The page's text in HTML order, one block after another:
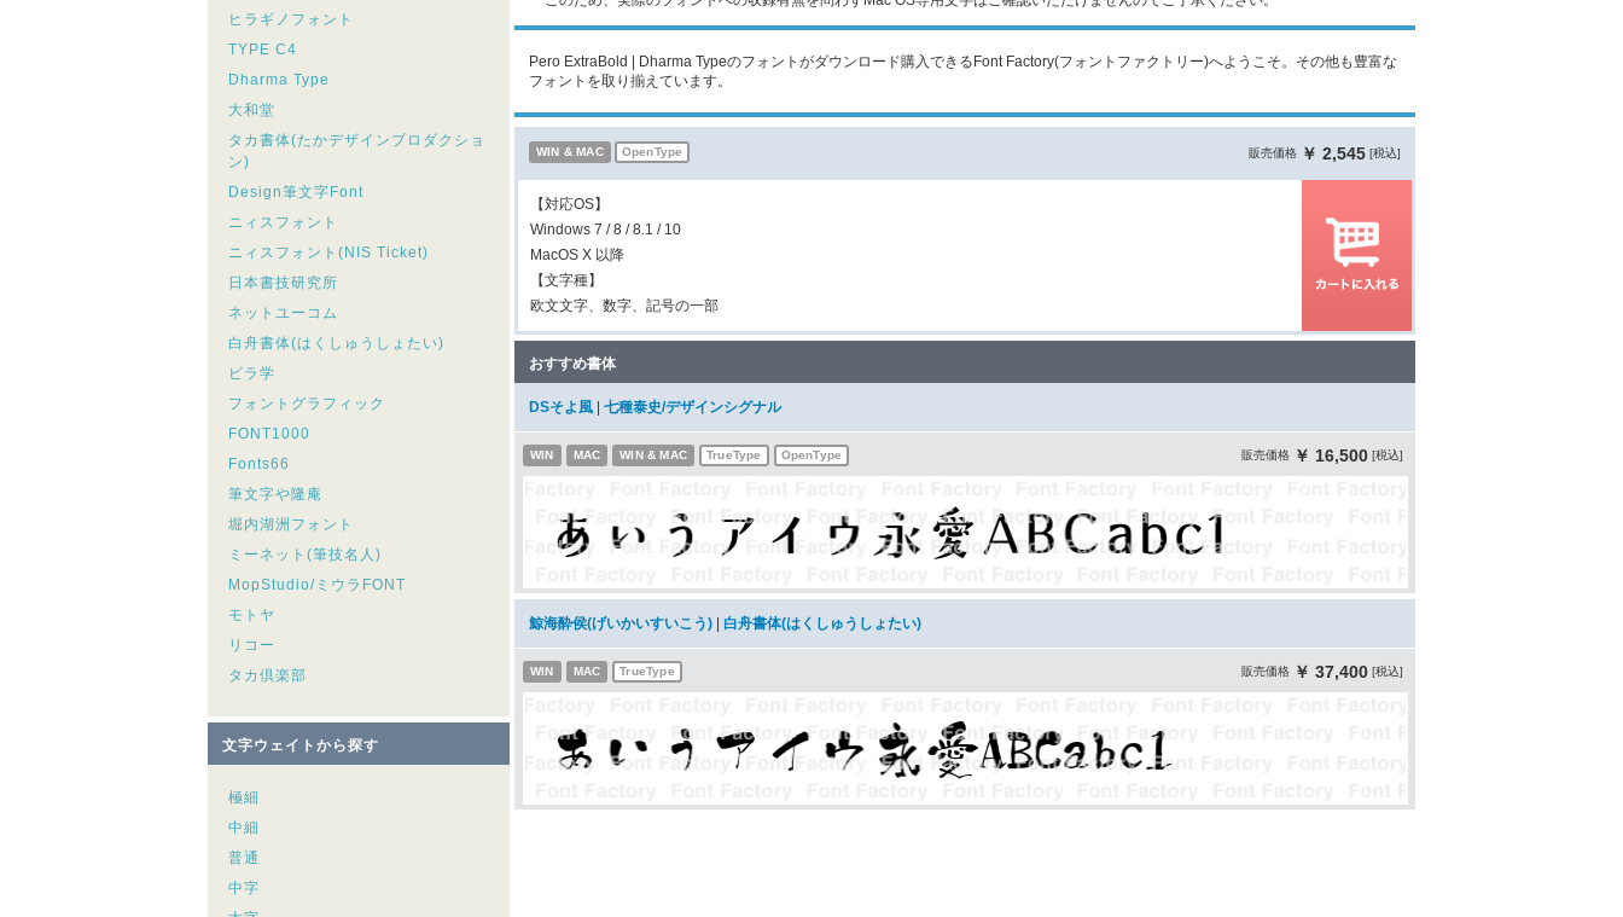
ヒラギノフォント
TYPE C4
Dharma Type
大和堂
タカ書体(たかデザインプロダクショ
ン)
Design筆文字Font
ニィスフォント
ニィスフォント(NIS Ticket)
日本書技研究所
ネットユーコム
白舟書体(はくしゅうしょたい)
ビラ学
フォントグラフィック
FONT1000
Fonts66
筆文字や隆庵
堀内湖洲フォント
ミーネット(筆技名人)
MopStudio/ミウラFONT
モトヤ
リコー
タカ倶楽部
文字ウェイトから探す
極細
中細
普通
中字
Pero ExtraBold | Dharma Typeのフォントがダウンロード購入できるFont Factory(フォントファクトリー)へようこそ。その他も豊富な
フォントを取り揃えています。
WIN & MAC OpenType 販売価格 ￥ 2,545 [税込]
【対応OS】
Windows 7 / 8 / 8.1 / 10
MacOS X 以降
【文字種】
欧文文字、数字、記号の一部
おすすめ書体
DSそよ風 七種泰史/デザインシグナル
販売価格 ￥ 16,500 [税込]
WIN MAC WIN & MAC TrueType OpenType
鯨海酔侯(げいかいすいこう) 白舟書体(はくしゅうしょたい)
販売価格 ￥ 37,400 [税込]
WIN MAC TrueType